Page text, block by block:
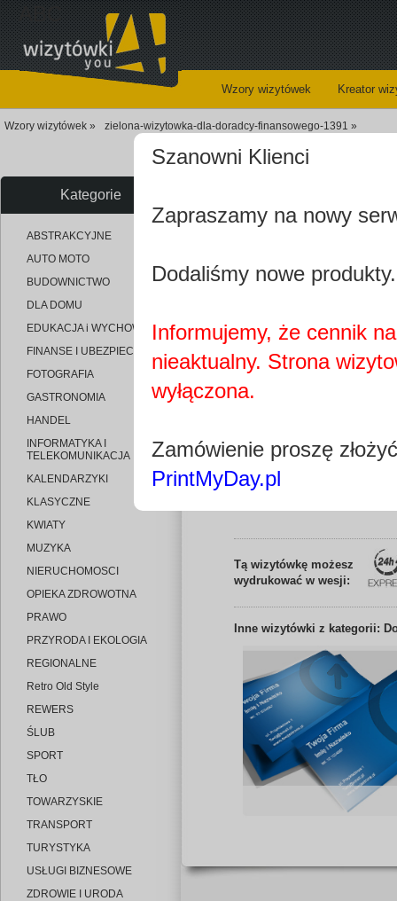
Wzory wizytówek Kreator
Wzory wizytówek » zielona-wizytowka-dla-doradcy-finansowego-1391 »
Kategorie
ABSTRAKCYJNE
AUTO MOTO
BUDOWNICTWO
DLA DOMU
EDUKACJA i WYCHOWANIE
FINANSE I UBEZPIECZENIA
FOTOGRAFIA
GASTRONOMIA
HANDEL
INFORMATYKA I
TELEKOMUNIKACJA
KALENDARZYKI
KLASYCZNE
KWIATY
MUZYKA
NIERUCHOMOSCI
OPIEKA ZDROWOTNA
PRAWO
PRZYRODA I EKOLOGIA
REGIONALNE
Retro Old Style
REWERS
ŚLUB
SPORT
TŁO
TOWARZYSKIE
TRANSPORT
TURYSTYKA
USŁUGI BIZNESOWE
ZDROWIE I URODA
ABC
Edytuj
Tą wizytówkę możesz
wydrukować w wesji:
Inne wizytówki z kategorii:
Szanowni Klienci
Zapraszamy na nowy
Dodaliśmy nowe
Informujemy, że cennik
nieaktualny. Strona
wyłączona.
Zamówienie proszę
PrintMyDay.pl